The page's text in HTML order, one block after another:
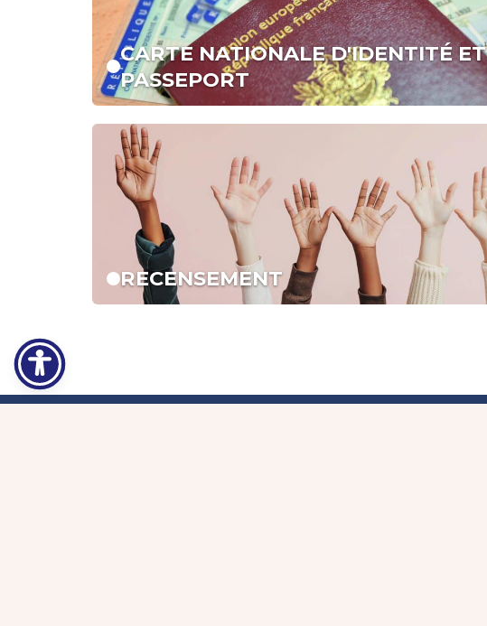
CARTE NATIONALE D'IDENTITÉ ET
PASSEPORT
RECENSEMENT